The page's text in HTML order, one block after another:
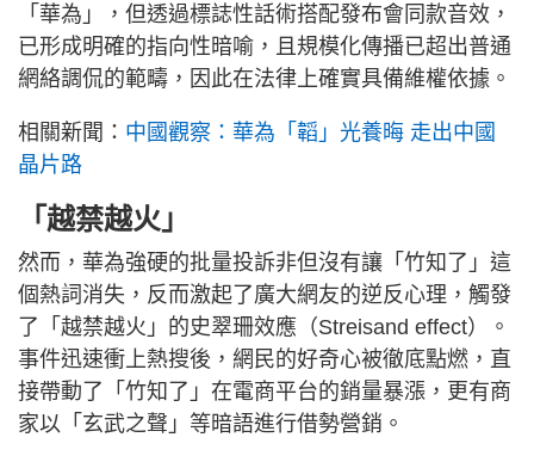
「華為」，但透過標誌性話術搭配發布會同款音效，
已形成明確的指向性暗喻，且規模化傳播已超出普通
網絡調侃的範疇，因此在法律上確實具備維權依據。
相關新聞： 中國觀察：華為「韜」光養晦 走出中國
晶片路
「越禁越火」
然而，華為強硬的批量投訴非但沒有讓「竹知了」這
個熱詞消失，反而激起了廣大網友的逆反心理，觸發
了「越禁越火」的史翠珊效應（Streisand effect）。
事件迅速衝上熱搜後，網民的好奇心被徹底點燃，直
接帶動了「竹知了」在電商平台的銷量暴漲，更有商
家以「玄武之聲」等暗語進行借勢營銷。